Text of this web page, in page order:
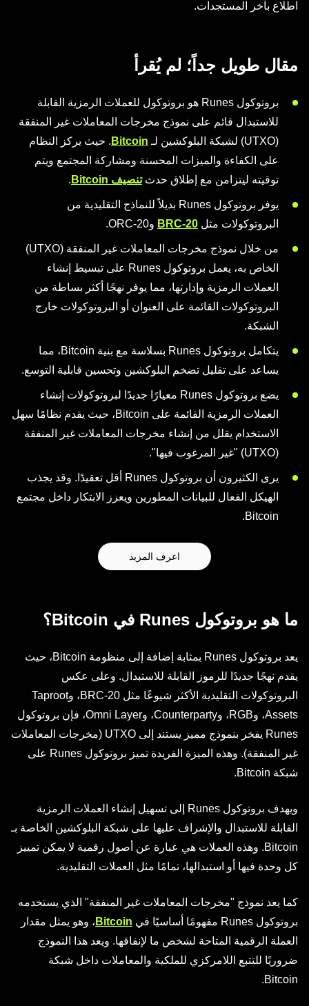
اطلاع بآخر المستجدات.
مقال طويل جداً؛ لم يُقرأ
بروتوكول Runes هو بروتوكول للعملات الرمزية القابلة
للاستبدال قائم على نموذج مخرجات المعاملات غير المنفقة
(UTXO) لشبكة البلوكشين لـ
Bitcoin . حيث يركز النظام
على الكفاءة والميزات المحسنة ومشاركة المجتمع ويتم
توقيته ليتزامن مع إطلاق حدثتنصيف Bitcoin .
يوفر بروتوكول Runes بديلاً للنماذج التقليدية من
البروتوكولات مثل BRC-20 وORC-20.
من خلال نموذج مخرجات المعاملات غير المنفقة (UTXO)
الخاص به، يعمل بروتوكول Runes على تبسيط إنشاء
العملات الرمزية وإدارتها، مما يوفر نهجًا أكثر بساطة من
البروتوكولات القائمة على العنوان أو البروتوكولات خارج
الشبكة.
يتكامل بروتوكول Runes بسلاسة مع بنية Bitcoin، مما
يساعد على تقليل تضخم البلوكشين وتحسين قابلية التوسع.
يضع بروتوكول Runes معيارًا جديدًا لبروتوكولات إنشاء
العملات الرمزية القائمة على Bitcoin، حيث يقدم نظامًا سهل
الاستخدام يقلل من إنشاء مخرجات المعاملات غير المنفقة
(UTXO) "غير المرغوب فيها".
يرى الكثيرون أن بروتوكول Runes أقل تعقيدًا. وقد يجذب
الهيكل الفعال للبيانات المطورين ويعزز الابتكار داخل مجتمع
Bitcoin.
اعرف المزيد
ما هو بروتوكول Runes في Bitcoin؟
يعد بروتوكول Runes بمثابة إضافة إلى منظومة Bitcoin، حيث
يقدم نهجًا جديدًا للرموز القابلة للاستبدال. وعلى عكس
البروتوكولات التقليدية الأكثر شيوعًا مثل BRC-20، وTaproot
Assets، وRGB، وCounterparty، وOmni Layer، فإن بروتوكول
Runes يفخر بنموذج مميز يستند إلى UTXO (مخرجات المعاملات
غير المنفقة). وهذه الميزة الفريدة تميز بروتوكول Runes على
شبكة Bitcoin.
ويهدف بروتوكول Runes إلى تسهيل إنشاء العملات الرمزية
القابلة للاستبدال والإشراف عليها على شبكة البلوكشين الخاصة بـ
Bitcoin. وهذه العملات هي عبارة عن أصول رقمية لا يمكن تمييز
كل وحدة فيها أو استبدالها، تمامًا مثل العملات التقليدية.
كما يعد نموذج "مخرجات المعاملات غير المنفقة" الذي يستخدمه
بروتوكول Runes مفهومًا أساسيًا في
Bitcoin ، وهو يمثل مقدار
العملة الرقمية المتاحة لشخص ما لإنفاقها. ويعد هذا النموذج
ضروريًا للتتبع اللامركزي للملكية والمعاملات داخل شبكة
Bitcoin.